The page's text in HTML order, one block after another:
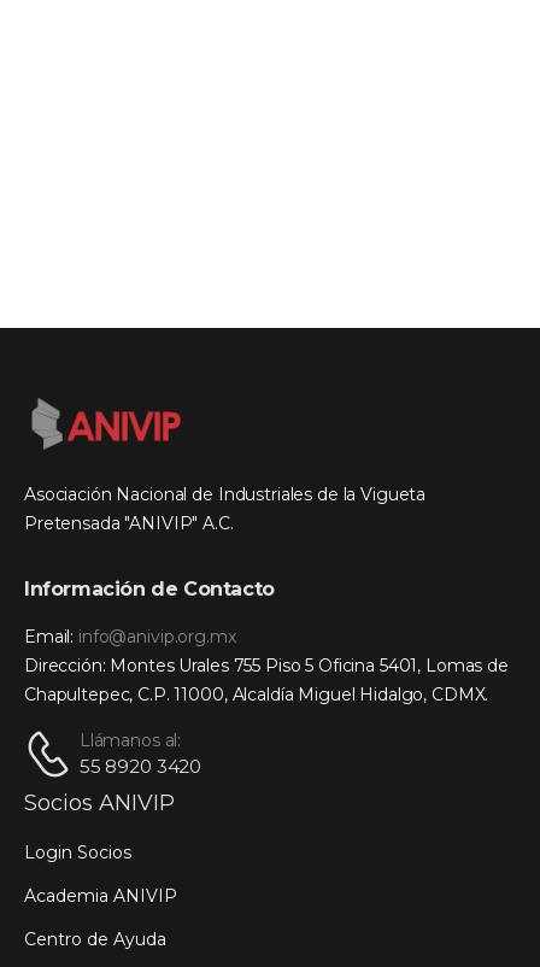
Asociación Nacional de Industriales de la Vigueta
Pretensada "ANIVIP" A.C.
Información de Contacto
Email: info@anivip.org.mx
Dirección: Montes Urales 755 Piso 5 Oficina 5401, Lomas de
Chapultepec, C.P. 11000, Alcaldía Miguel Hidalgo, CDMX.
Llámanos al:
55 8920 3420
Socios ANIVIP
Login Socios
Academia ANIVIP
Centro de Ayuda